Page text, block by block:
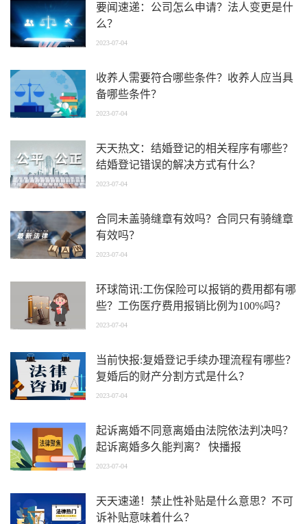
要闻速递：公司怎么申请？法人变更是什
么？
2023-07-04
收养人需要符合哪些条件？收养人应当具
备哪些条件？
2023-07-04
天天热文：结婚登记的相关程序有哪些？
结婚登记错误的解决方式有什么？
2023-07-04
合同未盖骑缝章有效吗？合同只有骑缝章
有效吗？
2023-07-04
环球简讯:工伤保险可以报销的费用都有哪
些？工伤医疗费用报销比例为100%吗？
2023-07-04
当前快报:复婚登记手续办理流程有哪些？
复婚后的财产分割方式是什么？
2023-07-04
起诉离婚不同意离婚由法院依法判决吗？
起诉离婚多久能判离？ 快播报
2023-07-04
天天速递！禁止性补贴是什么意思？不可
诉补贴意味着什么？